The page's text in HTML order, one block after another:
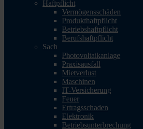
Haftpflicht
Vermögensschäden
Produkthaftpflicht
Betriebshaftpflicht
Berufshaftpflicht
Sach
Photovoltaikanlage
Praxisausfall
Mietverlust
Maschinen
IT-Versicherung
Feuer
Ertragsschaden
Elektronik
Betriebsunterbrechung